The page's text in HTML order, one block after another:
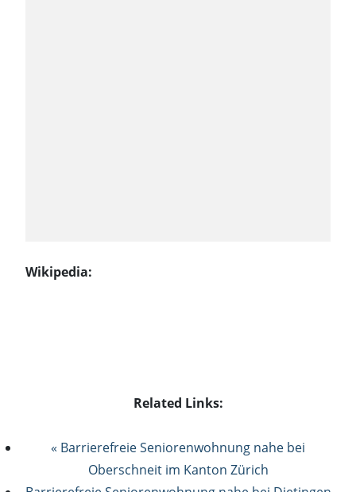
Wikipedia:
Related Links:
« Barrierefreie Seniorenwohnung nahe bei
Oberschneit im Kanton Zürich